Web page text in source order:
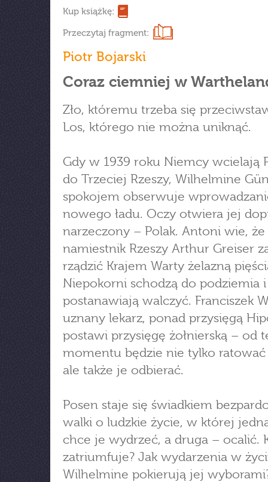
Kup książkę:
Przeczytaj fragment:
Piotr Bojarski
Coraz ciemniej w
Zło, któremu trzeba się
Los, którego nie można uniknąć.
Gdy w 1939 roku Niemcy wcielają
do Trzeciej Rzeszy, Wilhelmine
spokojem obserwuje
nowego ładu. Oczy otwiera jej
narzeczony – Polak. Antoni wie,
namiestnik Rzeszy Arthur Greiser
rządzić Krajem Warty żelazną
Niepokorni schodzą do podziemia i
postanawiają walczyć. Franciszek
uznany lekarz, ponad przysięgą
postawi przysięgę żołnierską – od
momentu będzie nie tylko ratować
ale także je odbierać.
Posen staje się świadkiem
walki o ludzkie życie, w której
chce je wydrzeć, a druga – ocalić.
zatriumfuje? Jak wydarzenia w
Wilhelmine pokierują jej